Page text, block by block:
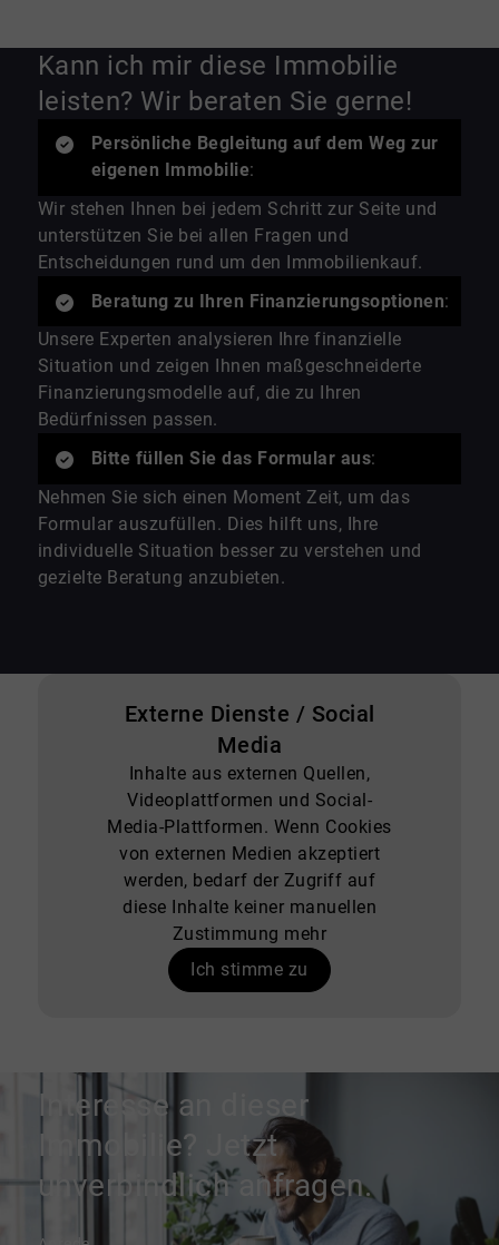
Kann ich mir diese Immobilie
leisten? Wir beraten Sie gerne!
Persönliche Begleitung auf dem Weg zur
eigenen Immobilie:
Wir stehen Ihnen bei jedem Schritt zur Seite und
unterstützen Sie bei allen Fragen und
Entscheidungen rund um den Immobilienkauf.
Beratung zu Ihren Finanzierungsoptionen:
Unsere Experten analysieren Ihre finanzielle
Situation und zeigen Ihnen maßgeschneiderte
Finanzierungsmodelle auf, die zu Ihren
Bedürfnissen passen.
Bitte füllen Sie das Formular aus:
Nehmen Sie sich einen Moment Zeit, um das
Formular auszufüllen. Dies hilft uns, Ihre
individuelle Situation besser zu verstehen und
gezielte Beratung anzubieten.
Externe Dienste / Social
Media
Inhalte aus externen Quellen,
Videoplattformen und Social-
Media-Plattformen. Wenn Cookies
von externen Medien akzeptiert
werden, bedarf der Zugriff auf
diese Inhalte keiner manuellen
Zustimmung mehr
Ich stimme zu
Interesse an dieser
Immobilie? Jetzt
unverbindlich anfragen.